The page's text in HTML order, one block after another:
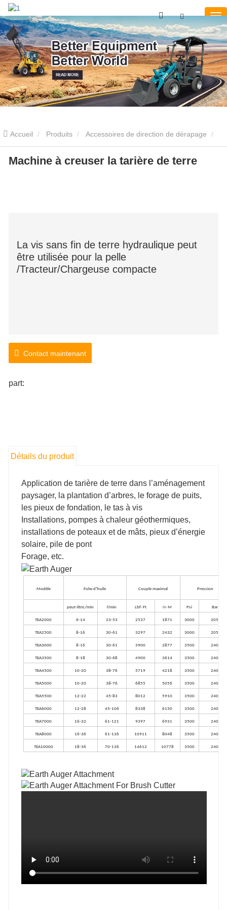
Accueil Produits Accessoires de direction de dérapage
Tarière Machine à creuser la tarière de terre
Machine à creuser la tarière de terre
La vis sans fin de terre hydraulique peut
être utilisée pour la pelle
/Tracteur/Chargeuse compacte
Contact maintenant
part:
Détails du produit
Application de tarière de terre dans l’aménagement
paysager, la plantation d’arbres, le forage de puits,
les pieux de fondation, le tas à vis
Installations, pompes à chaleur géothermiques,
installations de poteaux et de mâts, pieux d’énergie
solaire, pile de pont
Forage, etc.
Modèle Folw d’huile Couple maximal Pression
peut-être./min l/min Lbf· Ft N· M Psi Bar
TEA2000 6-14 23-53 2537 1871 3000 205
TEA2500 8-16 30-61 3297 2432 3000 205
TEA3000 8-16 30-61 3900 2877 3500 240
TEA3500 8-18 30-68 4900 3614 3500 240
TEA4500 10-20 38-76 5719 4218 3500 240
TEA5000 10-20 38-76 6855 5056 3500 240
TEA5500 12-22 45-83 8012 5910 3500 240
TEA6000 12-28 45-106 8338 6150 3500 240
TEA7000 16-32 61-121 9397 6931 3500 240
TEA8000 16-36 61-136 10911 8048 3500 240
TEA10000 18-36 70-136 14612 10778 3500 240